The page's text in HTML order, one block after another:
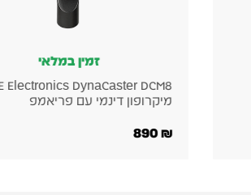
sE Electronics DynaCaster
דינמי עם פריאמפ